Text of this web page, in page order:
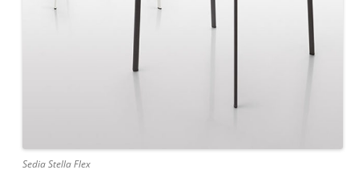
Sedia Stella Flex